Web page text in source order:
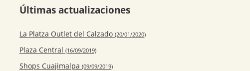
Últimas actualizaciones
La Platza Outlet del Calzado (20/01/2020)
Plaza Central (16/09/2019)
Shops Cuajimalpa (09/09/2019)